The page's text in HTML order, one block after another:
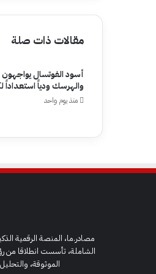
مقالات ذات صلة
أسود الفوتسال يواجهون
والهرسك ودياً استعداداً
منذ يوم واحد
مصادر.ما، المنصة الرقمية
الشاملة، تأسست انطلاقا من
الموثوقة،